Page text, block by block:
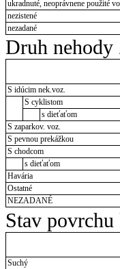
ukradnuté, neoprávnene použité
nezistené
nezadané
Druh nehody
S idúcim nek.voz.
S cyklistom
s dieťaťom
S zaparkov. voz.
S pevnou prekážkou
S chodcom
s dieťaťom
Havária
Ostatné
NEZADANÉ
Stav
Suchý